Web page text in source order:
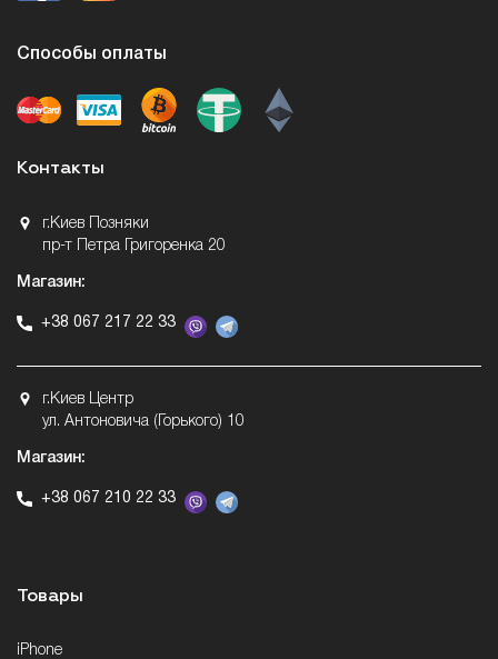
Способы оплаты
Контакты
г.Киев Позняки
пр-т Петра Григоренка 20
Магазин:
+38 067 217 22 33
г.Киев Центр
ул. Антоновича (Горького) 10
Магазин:
+38 067 210 22 33
Товары
iPhone